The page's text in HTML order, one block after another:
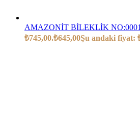
AMAZONİT BİLEKLİK NO:0001
₺745,00.₺645,00Şu andaki fiyat: